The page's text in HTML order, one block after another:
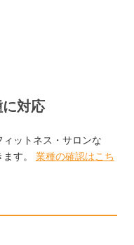
対応
ットネス・サロンな
す。 業種の確認はこち